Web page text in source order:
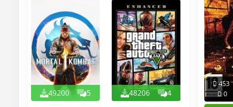
49200 5 48206 4
453
0